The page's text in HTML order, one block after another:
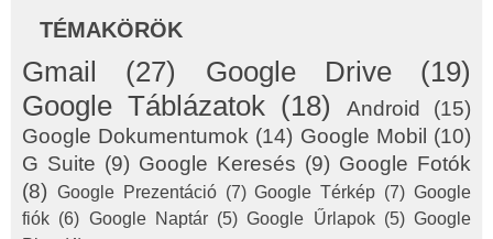
TÉMAKÖRÖK
Gmail (27) Google Drive
(19)
Google Táblázatok (18) Android
(15)
Google Dokumentumok (14) Google Mobil (10)
G Suite (9) Google Keresés (9) Google Fotók
(8) Google Prezentáció (7) Google Térkép (7) Google
fiók (6) Google Naptár (5) Google Űrlapok (5) Google